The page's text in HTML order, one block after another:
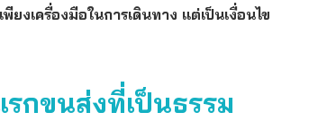
ยงเครื่องมือในการเดินทาง แต่เป็นเงื่อนไข
กขนส่งที่เป็นธรรม